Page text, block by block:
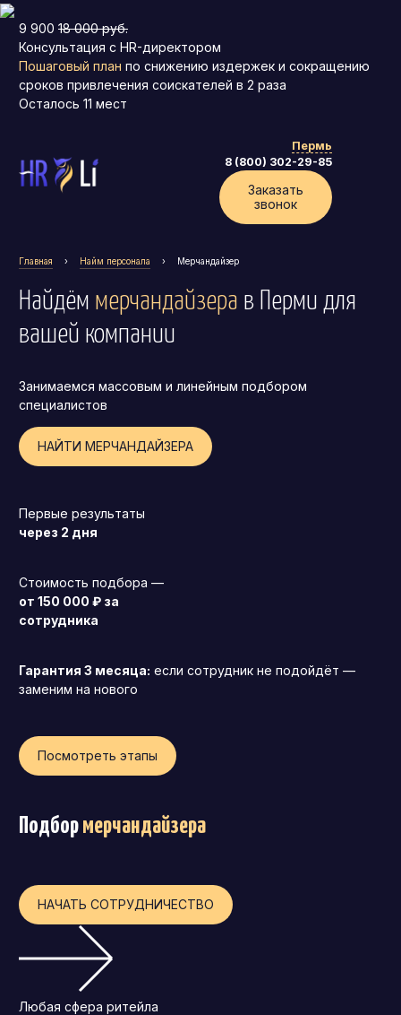
9 900 18 000 руб.
Консультация с HR-директором
Пошаговый план по снижению издержек и сокращению
сроков привлечения соискателей в 2 раза
Осталось 11 мест
Пермь
8 (800) 302-29-85
Заказать
звонок
Генеральный директор (CEO)
Коммерческий директор
Операционный директор (COO)
Директор по стратегическому развитию
Финансовый директор (CFO)
Технический директор (CTO)
Мировой HR
Франшиза
Главная › Найм персонала › Мерчандайзер
Найдём мерчандайзера в Перми для
вашей компании
Занимаемся массовым и линейным подбором
специалистов
НАЙТИ МЕРЧАНДАЙЗЕРА
Первые результаты
через 2 дня
Стоимость подбора —
от 150 000 ₽ за
сотрудника
Гарантия 3 месяца: если сотрудник не подойдёт —
заменим на нового
Посмотреть этапы
Подбормерчандайзера
НАЧАТЬ СОТРУДНИЧЕСТВО
Любая сфера ритейла